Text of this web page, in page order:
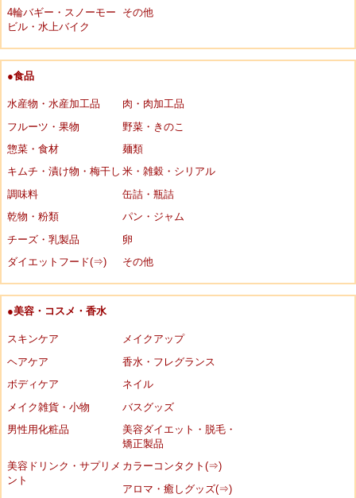
4輪バギー・スノーモー
ビル・水上バイク
その他
●食品
水産物・水産加工品
肉・肉加工品
フルーツ・果物
野菜・きのこ
惣菜・食材
麺類
キムチ・漬け物・梅干し 米・雑穀・シリアル
調味料
缶詰・瓶詰
乾物・粉類
パン・ジャム
チーズ・乳製品
卵
ダイエットフード(⇒)
その他
●美容・コスメ・香水
スキンケア
メイクアップ
ヘアケア
香水・フレグランス
ボディケア
ネイル
メイク雑貨・小物
バスグッズ
男性用化粧品
美容ダイエット・脱毛・
矯正製品
美容ドリンク・サプリメ
ント
カラーコンタクト(⇒)
アロマ・癒しグッズ(⇒)